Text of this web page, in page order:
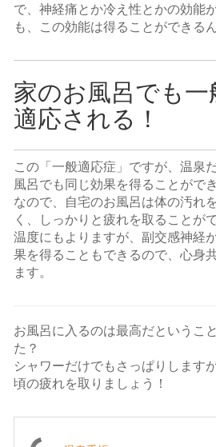
で、神経痛とか冷え性とかの効能
も、この効能は得ることができる
家のお風呂でも一
適応される！
この「一般適応症」ですが、温泉
風呂でも同じ効果を得ることがで
なので、自宅のお風呂は体の汚れ
く、しっかりと疲れを取ることが
温度にもよりますが、副交感神経
果を得ることもできるので、心身
ます。
お風呂に入るのは最高だというこ
た？
シャワーだけでもさっぱりします
頃の疲れを取りましょう！